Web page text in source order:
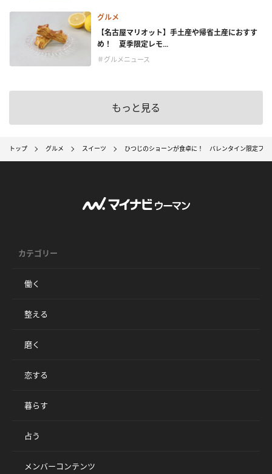
グルメ
【名古屋マリオット】手土産や帰省土産におすす
め！ 夏季限定レモ...
＃グルメニュース
もっと見る
トップ グルメ スイーツ ひつじのショーンが食卓に！ バレンタイン限定フー
カテゴリー
働く
整える
磨く
恋する
暮らす
占う
メンバーコンテンツ